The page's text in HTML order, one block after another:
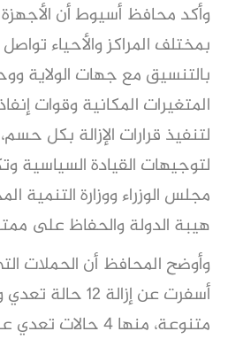
وأكد محافظ أسيوط أن الأجهزة
بمختلف المراكز والأحياء
بالتنسيق مع جهات الولاية
المتغيرات المكانية وقوات
لتنفيذ قرارات الإزالة بكل
لتوجيهات القيادة السياسية
مجلس الوزراء ووزارة التنمية
هيبة الدولة والحفاظ على
وأوضح المحافظ أن الحملات
أسفرت عن إزالة 12
متنوعة، منها 4